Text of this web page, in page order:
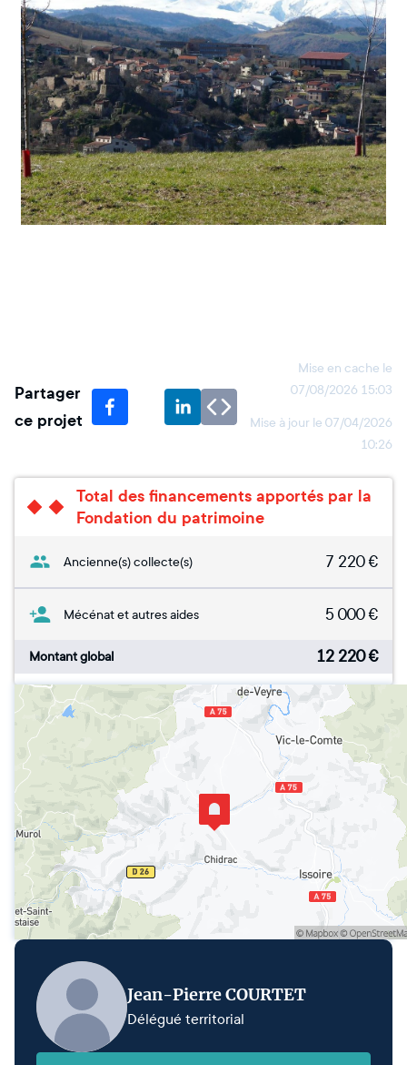
Partager
ce projet
Mise en cache le
07/08/2026 15:03
Mise à jour le 07/04/2026
10:26
Total des financements apportés par la
Fondation du patrimoine
Ancienne(s) collecte(s) 7 220€
Mécénat et autres aides 5 000€
Montant global 12 220€
Jean-Pierre COURTET
Délégué territorial